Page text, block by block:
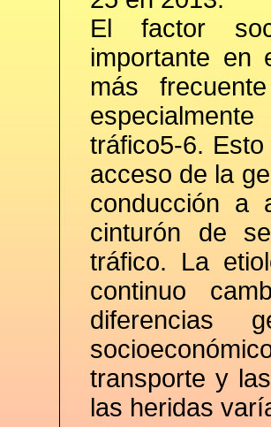
El factor
importante en
más
tráfico5-6.
acceso de la
conducción a
cinturón de
tráfico. La
continuo
diferencias
transporte y
las heridas